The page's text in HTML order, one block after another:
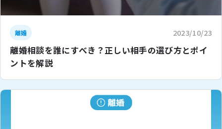
離婚 2023/10/23
離婚相談を誰にすべき？正しい相手の選び方とポイ
ントを解説